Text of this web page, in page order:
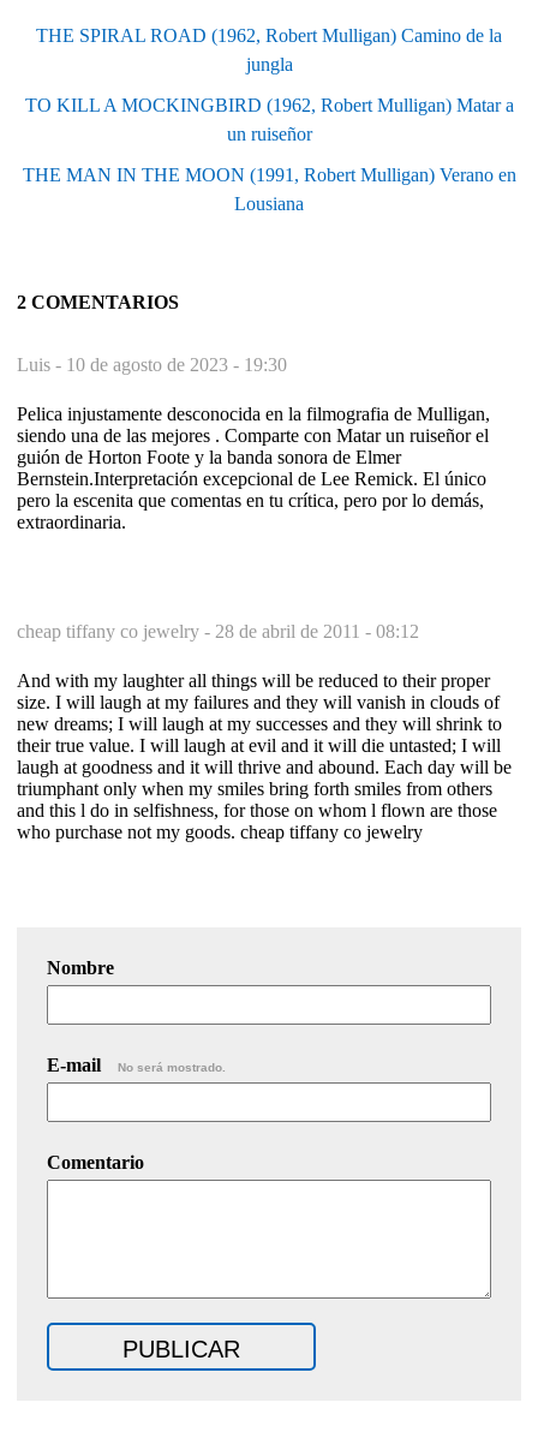
THE SPIRAL ROAD (1962, Robert Mulligan) Camino de la
jungla
TO KILL A MOCKINGBIRD (1962, Robert Mulligan) Matar a
un ruiseñor
THE MAN IN THE MOON (1991, Robert Mulligan) Verano en
Lousiana
2 COMENTARIOS
Luis - 10 de agosto de 2023 - 19:30
Pelica injustamente desconocida en la filmografia de Mulligan,
siendo una de las mejores . Comparte con Matar un ruiseñor el
guión de Horton Foote y la banda sonora de Elmer
Bernstein.Interpretación excepcional de Lee Remick. El único
pero la escenita que comentas en tu crítica, pero por lo demás,
extraordinaria.
cheap tiffany co jewelry - 28 de abril de 2011 - 08:12
And with my laughter all things will be reduced to their proper
size. I will laugh at my failures and they will vanish in clouds of
new dreams; I will laugh at my successes and they will shrink to
their true value. I will laugh at evil and it will die untasted; I will
laugh at goodness and it will thrive and abound. Each day will be
triumphant only when my smiles bring forth smiles from others
and this l do in selfishness, for those on whom l flown are those
who purchase not my goods. cheap tiffany co jewelry
Nombre
E-mail No será mostrado.
Comentario